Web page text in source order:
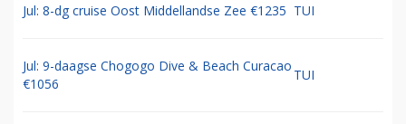
Jul: 8-dg cruise Oost Middellandse Zee €1235 TUI
Jul: 9-daagse Chogogo Dive & Beach Curacao
€1056
TUI